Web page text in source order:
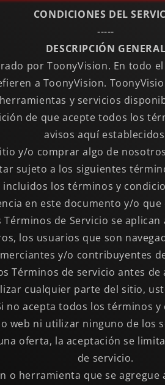
CONDICIONES DEL
-----
DESCRIPCIÓN GENERAL
por ToonyVision. En todo
a ToonyVision.
y servicios
de que acepte todos los
avisos aquí
y/o comprar algo de
sujeto a los siguientes
incluidos los términos y
en este documento y/o
Términos de Servicio se
los usuarios que son
y/o contribuyentes
Términos de servicio antes
cualquier parte del sitio,
no acepta todos los términos
web ni utilizar ninguno de los
oferta, la aceptación se
de servicio.
o herramienta que se